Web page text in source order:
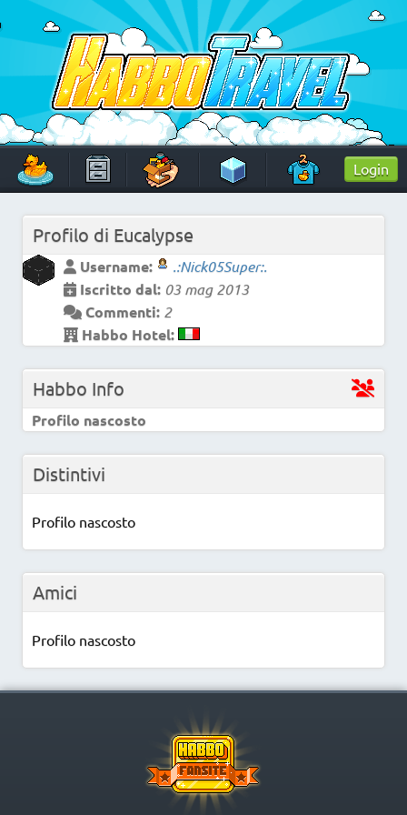
to
content
HabboTravel
Un viaggio di pixel!
Login
Profilo di Eucalypse
Username:
.:Nick05Super:.
Iscritto dal: 03 mag 2013
Commenti: 2
Habbo Hotel:
Habbo Info
Profilo nascosto
Distintivi
Profilo nascosto
Amici
Profilo nascosto